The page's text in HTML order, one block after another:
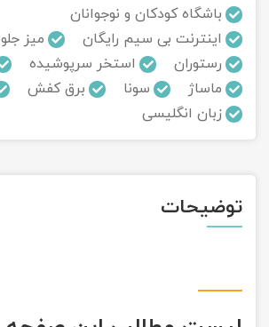
باشگاه کودکان و نوجوانان
اینترنت بی سیم رایگان
میز جلو 24 ساعته
رستوران
استخر سرپوشیده
ماساژ
سونا برق کفش
زبان انگلیسی
توضیحات
تور کاشان
تور اصفهان
تور ترکمن صحرا